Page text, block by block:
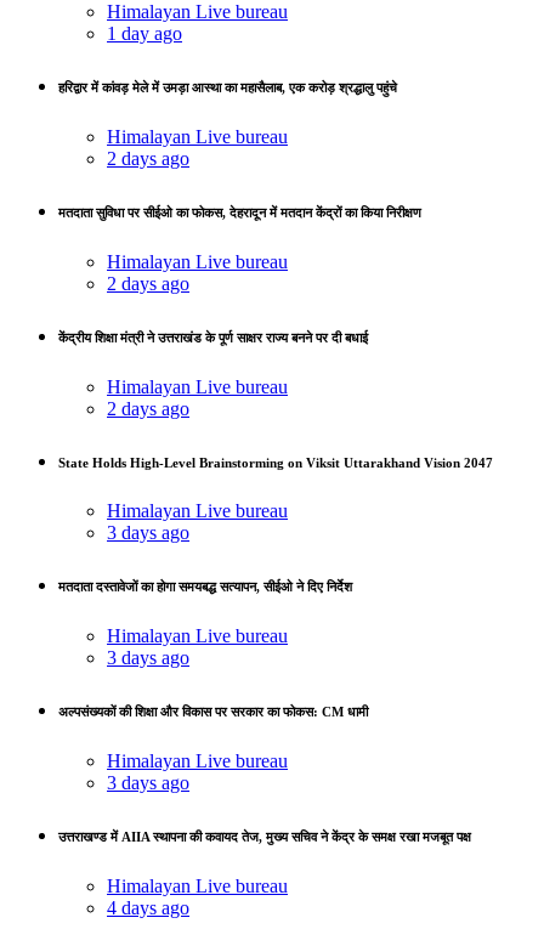
Himalayan Live bureau
1 day ago
हरिद्वार में कांवड़ मेले में उमड़ा आस्था का महासैलाब, एक करोड़ श्रद्धालु पहुंचे
Himalayan Live bureau
2 days ago
मतदाता सुविधा पर सीईओ का फोकस, देहरादून में मतदान केंद्रों का किया निरीक्षण
Himalayan Live bureau
2 days ago
केंद्रीय शिक्षा मंत्री ने उत्तराखंड के पूर्ण साक्षर राज्य बनने पर दी बधाई
Himalayan Live bureau
2 days ago
State Holds High-Level Brainstorming on Viksit Uttarakhand Vision 2047
Himalayan Live bureau
3 days ago
मतदाता दस्तावेजों का होगा समयबद्ध सत्यापन, सीईओ ने दिए निर्देश
Himalayan Live bureau
3 days ago
अल्पसंख्यकों की शिक्षा और विकास पर सरकार का फोकस: CM धामी
Himalayan Live bureau
3 days ago
उत्तराखण्ड में AIIA स्थापना की कवायद तेज, मुख्य सचिव ने केंद्र के समक्ष रखा मजबूत पक्ष
Himalayan Live bureau
4 days ago